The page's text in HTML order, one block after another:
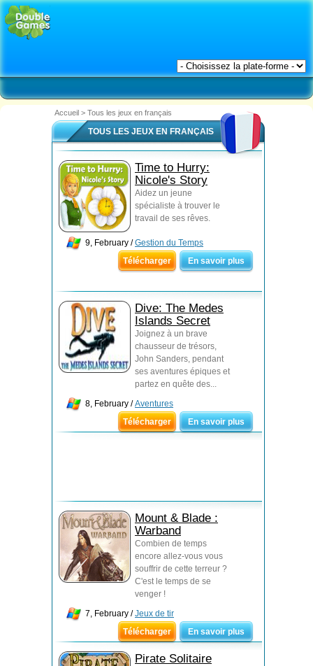
Accueil > Tous les jeux en français
TOUS LES JEUX EN FRANÇAIS
Time to Hurry:
Nicole's Story
Aidez un jeune
spécialiste à trouver le
travail de ses rêves.
9, February /Gestion du Temps
Télécharger
En savoir plus
Dive: The Medes
Islands Secret
Joignez à un brave
chausseur de trésors,
John Sanders, pendant
ses aventures épiques et
partez en quête des...
8, February /Aventures
Télécharger
En savoir plus
Mount & Blade :
Warband
Combien de temps
encore allez-vous vous
souffrir de cette terreur ?
C'est le temps de se
venger !
7, February /Jeux de tir
Télécharger
En savoir plus
Pirate Solitaire